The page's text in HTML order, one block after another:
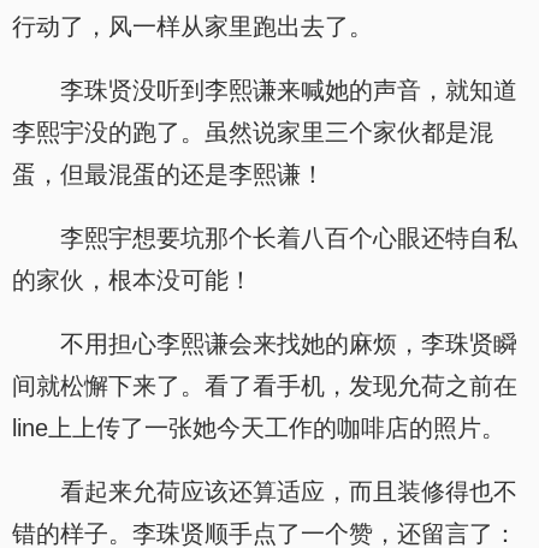
行动了，风一样从家里跑出去了。
李珠贤没听到李熙谦来喊她的声音，就知道
李熙宇没的跑了。虽然说家里三个家伙都是混
蛋，但最混蛋的还是李熙谦！
李熙宇想要坑那个长着八百个心眼还特自私
的家伙，根本没可能！
不用担心李熙谦会来找她的麻烦，李珠贤瞬
间就松懈下来了。看了看手机，发现允荷之前在
line上上传了一张她今天工作的咖啡店的照片。
看起来允荷应该还算适应，而且装修得也不
错的样子。李珠贤顺手点了一个赞，还留言了：